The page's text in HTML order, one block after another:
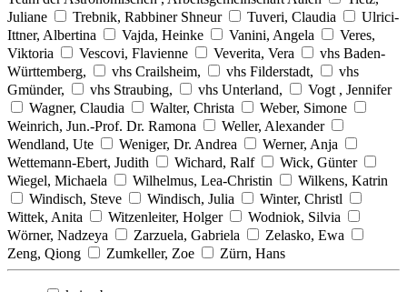
Juliane
Trebnik, Rabbiner Shneur Tuveri, Claudia
Ulrici-
Ittner, Albertina
Vajda, Heinke Vanini, Angela
Veres,
Viktoria
Vescovi, Flavienne Veverita, Vera
vhs Baden-
Württemberg,
vhs Crailsheim, vhs Filderstadt,
vhs
Gmünder,
vhs Straubing, vhs Unterland,
Vogt , Jennifer
Wagner, Claudia
Walter, Christa
Weber, Simone
Weinrich, Jun.-Prof. Dr. Ramona
Weller, Alexander
Wendland, Ute
Weniger, Dr. Andrea
Werner, Anja
Wettemann-Ebert, Judith
Wichard, Ralf
Wick, Günter
Wiegel, Michaela
Wilhelmus, Lea-Christin
Wilkens, Katrin
Windisch, Steve
Windisch, Julia
Winter, Christl
Wittek, Anita
Witzenleiter, Holger
Wodniok, Silvia
Wörner, Nadzeya
Zarzuela, Gabriela
Zelasko, Ewa
Zeng, Qiong
Zumkeller, Zoe Zürn, Hans